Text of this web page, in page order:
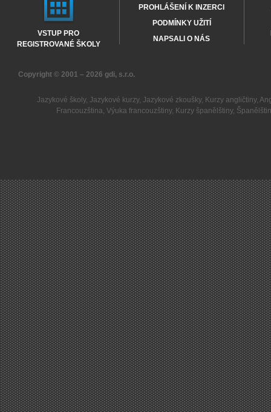
VSTUP PRO
REGISTROVANÉ ŠKOLY
PROHLÁŠENÍ K INZERCI
PODMÍNKY UŽITÍ
NAPSALI O NÁS
Copyright © 2001 – 2026 gdi, s.r.o.
Jazykové školy, Jazykové kurzy, Jazykové zkoušky, Kurzy angličtiny,
Francouzština,Výuka francouzštiny, Kurzy španělštiny,